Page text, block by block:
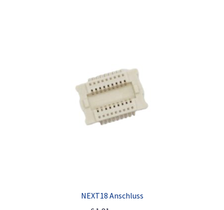
NEXT18 Anschluss